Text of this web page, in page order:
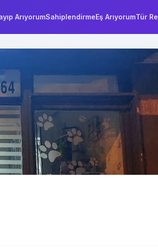
ArıyorumSahiplendirmeEş ArıyorumTür